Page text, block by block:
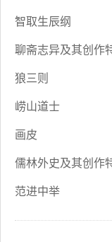
智取生辰纲
聊斋志异及其创作
狼三则
崂山道士
画皮
儒林外史及其创作
范进中举